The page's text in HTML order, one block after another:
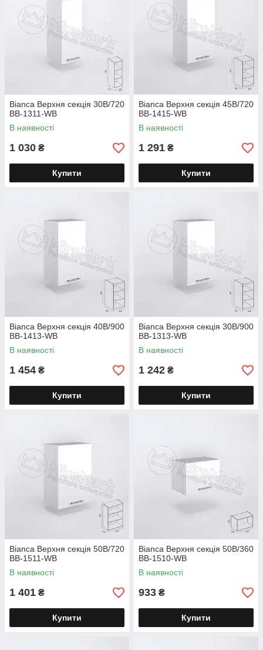
Bianca Верхня секція 30В/720
BB-1311-WB
В наявності
1 030 ₴
Купити
Bianca Верхня секція 45В/720
BВ-1415-WB
В наявності
1 291 ₴
Купити
Bianca Верхня секція 40В/900
BВ-1413-WB
В наявності
1 454 ₴
Купити
Bianca Верхня секція 30В/900
BВ-1313-WB
В наявності
1 242 ₴
Купити
Bianca Верхня секція 50В/720
BB-1511-WB
В наявності
1 401 ₴
Купити
Bianca Верхня секція 50В/360
BB-1510-WB
В наявності
933 ₴
Купити